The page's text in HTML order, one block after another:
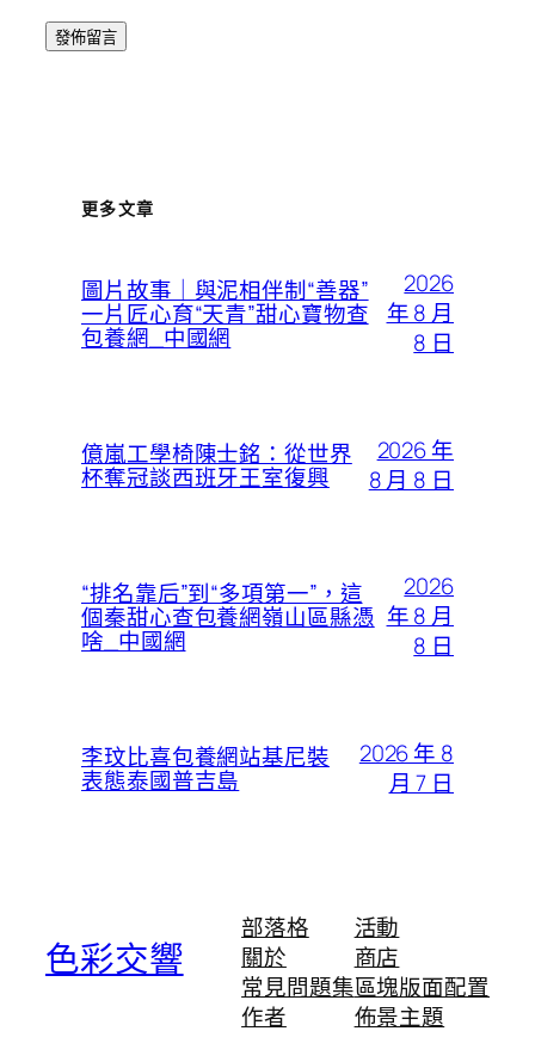
更多文章
圖片故事｜與泥相伴制“善器”
一片匠心育“天青”甜心寶物查
包養網_中國網
2026
年 8 月
8 日
億嵐工學椅陳士銘：從世界
杯奪冠談西班牙王室復興
2026 年
8 月 8 日
“排名靠后”到“多項第一”，這
個秦甜心查包養網嶺山區縣憑
啥_中國網
2026
年 8 月
8 日
李玟比喜包養網站基尼裝
表態泰國普吉島
2026 年 8
月 7 日
色彩交響
部落格
關於
常見問題集
作者
活動
商店
區塊版面配置
佈景主題